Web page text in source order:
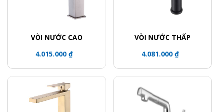
VÒI NƯỚC CAO
4.015.000 ₫
VÒI NƯỚC THẤP
4.081.000 ₫